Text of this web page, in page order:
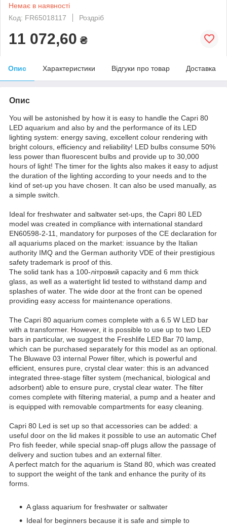
Немає в наявності
Код: FR65018117
Роздріб
11 072,60 ₴
Опис Характеристики Відгуки про товар Доставка
Опис
You will be astonished by how it is easy to handle the Capri 80
LED aquarium and also by and the performance of its LED
lighting system: energy saving, excellent colour rendering with
bright colours, efficiency and reliability! LED bulbs consume 50%
less power than fluorescent bulbs and provide up to 30,000
hours of light! The timer for the lights also makes it easy to adjust
the duration of the lighting according to your needs and to the
kind of set-up you have chosen. It can also be used manually, as
a simple switch.
Ideal for freshwater and saltwater set-ups, the Capri 80 LED
model was created in compliance with international standard
EN60598-2-11, mandatory for purposes of the CE declaration for
all aquariums placed on the market: issuance by the Italian
authority IMQ and the German authority VDE of their prestigious
safety trademark is proof of this.
The solid tank has a 100-літровий capacity and 6 mm thick
glass, as well as a watertight lid tested to withstand damp and
splashes of water. The wide door at the front can be opened
providing easy access for maintenance operations.
The Capri 80 aquarium comes complete with a 6.5 W LED bar
with a transformer. However, it is possible to use up to two LED
bars in particular, we suggest the Freshlife LED Bar 70 lamp,
which can be purchased separately for this model as an optional.
The Bluwave 03 internal Power filter, which is powerful and
efficient, ensures pure, crystal clear water: this is an advanced
integrated three-stage filter system (mechanical, biological and
adsorbent) able to ensure pure, crystal clear water. The filter
comes complete with filtering material, a pump and a heater and
is equipped with removable compartments for easy cleaning.
Capri 80 Led is set up so that accessories can be added: a
useful door on the lid makes it possible to use an automatic Chef
Pro fish feeder, while special snap-off plugs allow the passage of
delivery and suction tubes and an external filter.
A perfect match for the aquarium is Stand 80, which was created
to support the weight of the tank and enhance the purity of its
forms.
A glass aquarium for freshwater or saltwater
Ideal for beginners because it is safe and simple to